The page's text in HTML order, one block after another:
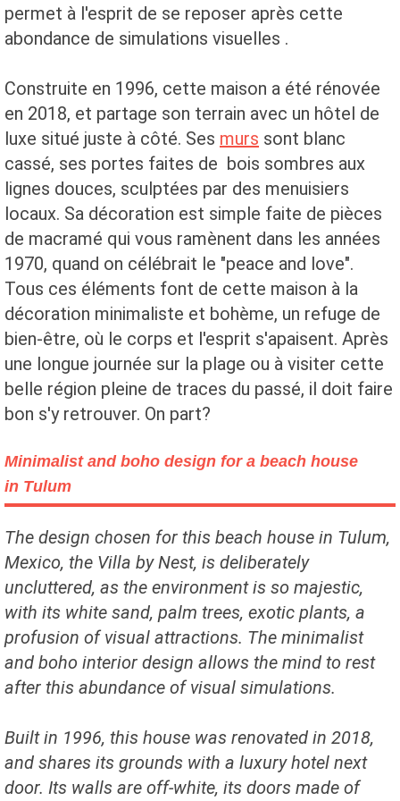
permet à l'esprit de se reposer après cette
abondance de simulations visuelles .
Construite en 1996, cette maison a été rénovée
en 2018, et partage son terrain avec un hôtel de
luxe situé juste à côté. Ses murs sont blanc
cassé, ses portes faites de bois sombres aux
lignes douces, sculptées par des menuisiers
locaux. Sa décoration est simple faite de pièces
de macramé qui vous ramènent dans les années
1970, quand on célébrait le "peace and love".
Tous ces éléments font de cette maison à la
décoration minimaliste et bohème, un refuge de
bien-être, où le corps et l'esprit s'apaisent. Après
une longue journée sur la plage ou à visiter cette
belle région pleine de traces du passé, il doit faire
bon s'y retrouver. On part?
Minimalist and boho design for a beach house
in Tulum
The design chosen for this beach house in Tulum,
Mexico, the Villa by Nest, is deliberately
uncluttered, as the environment is so majestic,
with its white sand, palm trees, exotic plants, a
profusion of visual attractions. The minimalist
and boho interior design allows the mind to rest
after this abundance of visual simulations.
Built in 1996, this house was renovated in 2018,
and shares its grounds with a luxury hotel next
door. Its walls are off-white, its doors made of